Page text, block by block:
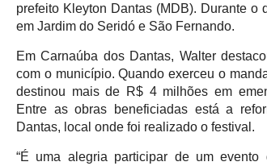
prefeito Kleyton Dantas (MDB). Durante o
em Jardim do Seridó e São Fernando.
Em Carnaúba dos Dantas, Walter
com o município. Quando exerceu o
destinou mais de R$ 4 milhões em
Entre as obras beneficiadas está a
Dantas, local onde foi realizado o festival.
“É uma alegria participar de um evento